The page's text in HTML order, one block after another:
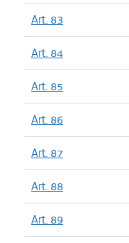
Art. 83
Art. 84
Art. 85
Art. 86
Art. 87
Art. 88
Art. 89